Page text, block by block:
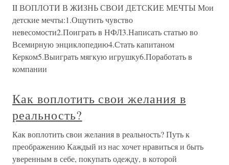
II ВОПЛОТИ В ЖИЗНЬ СВОИ ДЕТСКИЕ МЕЧТЫ Мои
детские мечты:1.Ощутить чувство
невесомости2.Поиграть в НФЛ3.Написать статью во
Всемирную энциклопедию4.Стать капитаном
Керком5.Выиграть мягкую игрушку6.Поработать в
компании
Как воплотить свои желания в
реальность?
Как воплотить свои желания в реальность? Путь к
преображению Каждый из нас хочет нравиться и быть
уверенным в себе, покупать одежду, в которой